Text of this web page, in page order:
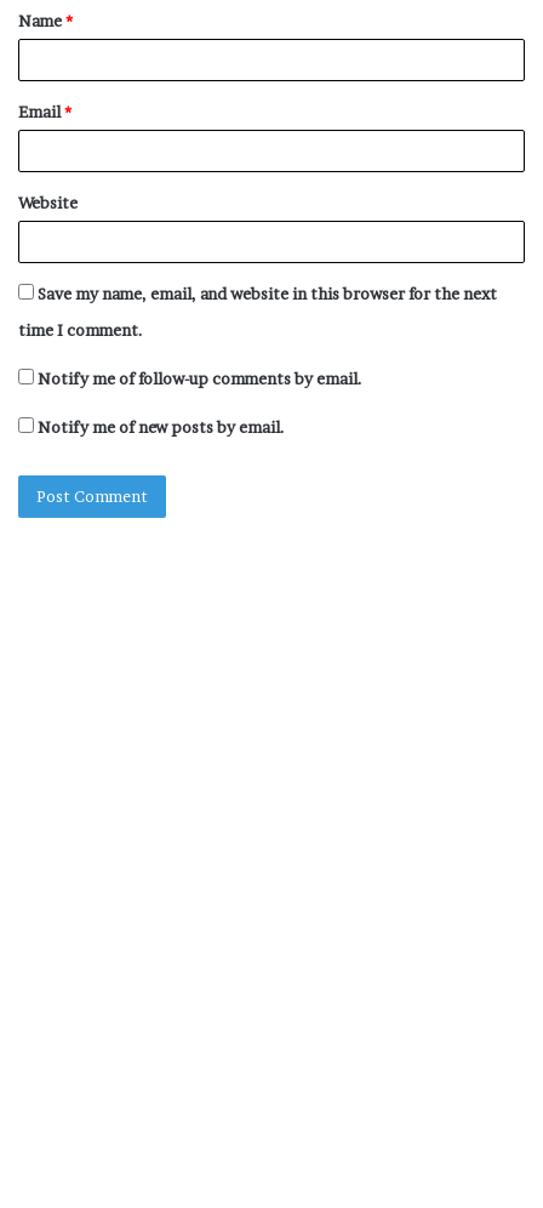
*
Name*
Email*
Website
Save my name, email, and website in this browser for the next
time I comment.
Notify me of follow-up comments by email.
Notify me of new posts by email.